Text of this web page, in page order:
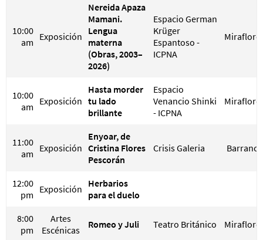
10:00
am Exposición
Nereida Apaza
Mamani.
Lengua
materna
(Obras, 2003–
2026)
Espacio German
Krüger
Espantoso -
ICPNA
10:00
am Exposición
Hasta morder
tu lado
brillante
Espacio
Venancio Shinki
- ICPNA
11:00
am Exposición
Enyoar, de
Cristina Flores
Pescorán
Crisis Galeria Barranco
12:00
pm Exposición Herbarios
para el duelo
8:00
pm
Artes
Escénicas
Romeo y Juli Teatro Británico